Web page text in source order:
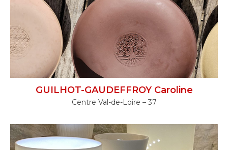
GUILHOT-GAUDEFFROY Caroline
Centre Val-de-Loire – 37